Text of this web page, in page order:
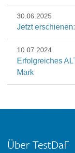
30.06.2025
Jetzt
10.07.2024
Erfolgreiches
Mark
Über TestDaF